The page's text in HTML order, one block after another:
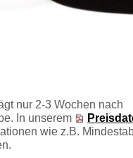
nur 2-3 Wochen nach
In unserem
wie z.B.